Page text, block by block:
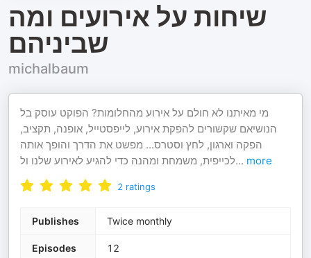
שיחות על אירועים ומה
שביניהם
michalbaum
מי מאיתנו לא חולם על אירוע מהחלומות? הפוקט עוסק בל
הנושיאם שקשורים להפקת אירוע, לייפסטייל, אופנה, תקציב,
הפקה וארגון, לחץ וסטרס... מפשט את הדרך והופך אותה
לכייפית, משמחת ומהנה כדי להגיע לאירוע שלנו ול... more
2 ratings
Publishes Twice monthly
Episodes 12